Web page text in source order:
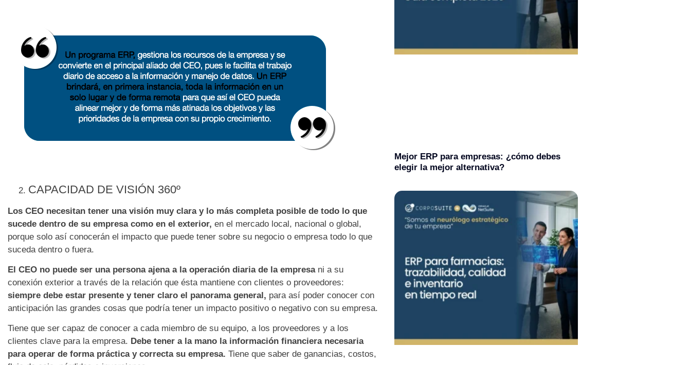
CAPACIDAD DE VISIÓN 360º
Los CEO necesitan tener una visión muy clara y lo más completa posible de todo lo que
sucede dentro de su empresa como en el exterior, en el mercado local, nacional o global,
porque solo así conocerán el impacto que puede tener sobre su negocio o empresa todo lo que
suceda dentro o fuera.
El CEO no puede ser una persona ajena a la operación diaria de la empresani a su
conexión exterior a través de la relación que ésta mantiene con clientes o proveedores:
siempre debe estar presente y tener claro el panorama general, para así poder conocer con
anticipación las grandes cosas que podría tener un impacto positivo o negativo con su empresa.
Tiene que ser capaz de conocer a cada miembro de su equipo, a los proveedores y a los
clientes clave para la empresa. Debe tener a la mano la información financiera necesaria
para operar de forma práctica y correcta su empresa. Tiene que saber de ganancias, costos,
Mejor ERP para empresas: ¿cómo debes
elegir la mejor alternativa?